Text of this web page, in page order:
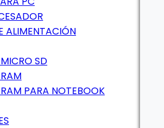
ALIMENTACIÓN
SD
PARA NOTEBOOK